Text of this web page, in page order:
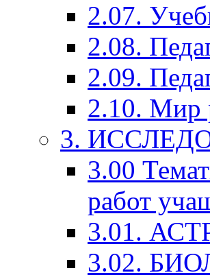
2.07.
2.08.
2.09.
2.10. Мир
3.
3.00
работ
3.01.
3.02.